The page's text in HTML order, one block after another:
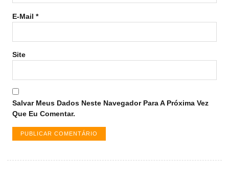
E-Mail *
Site
Salvar Meus Dados Neste Navegador Para A Próxima Vez
Que Eu Comentar.